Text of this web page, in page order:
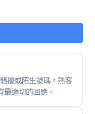
擾或陌生號碼。熟客
適切的回應。